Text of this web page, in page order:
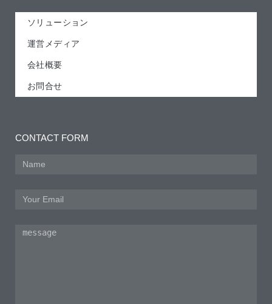
ソリューション
運営メディア
会社概要
お問合せ
CONTACT FORM